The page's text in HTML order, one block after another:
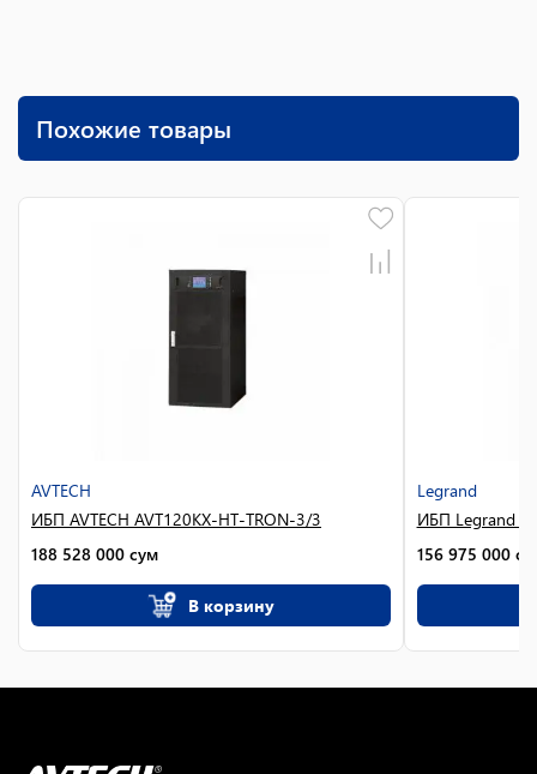
Похожие товары
AVTECH
ИБП AVTECH AVT120KX-HT-TRON-3/3
188 528 000 сум
В корзину
Legrand
ИБП Legrand
156 975 000